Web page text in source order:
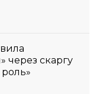
через скаргу
роль»